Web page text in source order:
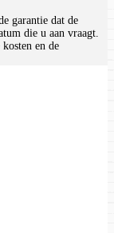
garantie dat de
die u aan vraagt.
en de